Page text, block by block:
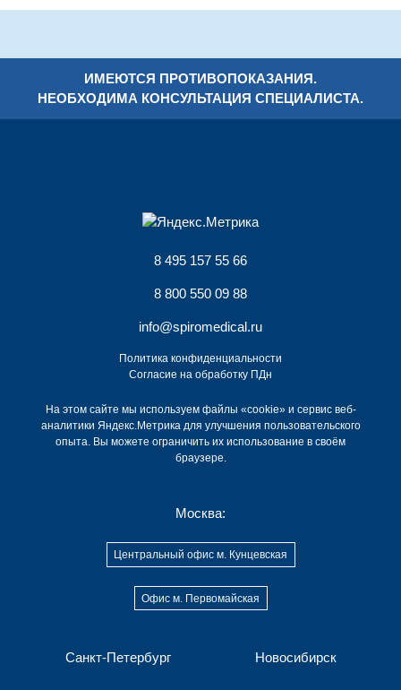
ИМЕЮТСЯ ПРОТИВОПОКАЗАНИЯ.
НЕОБХОДИМА КОНСУЛЬТАЦИЯ СПЕЦИАЛИСТА.
Москва:
Центральный офис м. Кунцевская
Офис м. Первомайская
Санкт-Петербург Новосибирск
8 495 157 55 66
8 800 550 09 88
info@spiromedical.ru
Политика конфиденциальности
Согласие на обработку ПДн
На этом сайте мы используем файлы «cookie» и сервис веб-
аналитики Яндекс.Метрика для улучшения пользовательского
опыта. Вы можете ограничить их использование в своём
браузере.